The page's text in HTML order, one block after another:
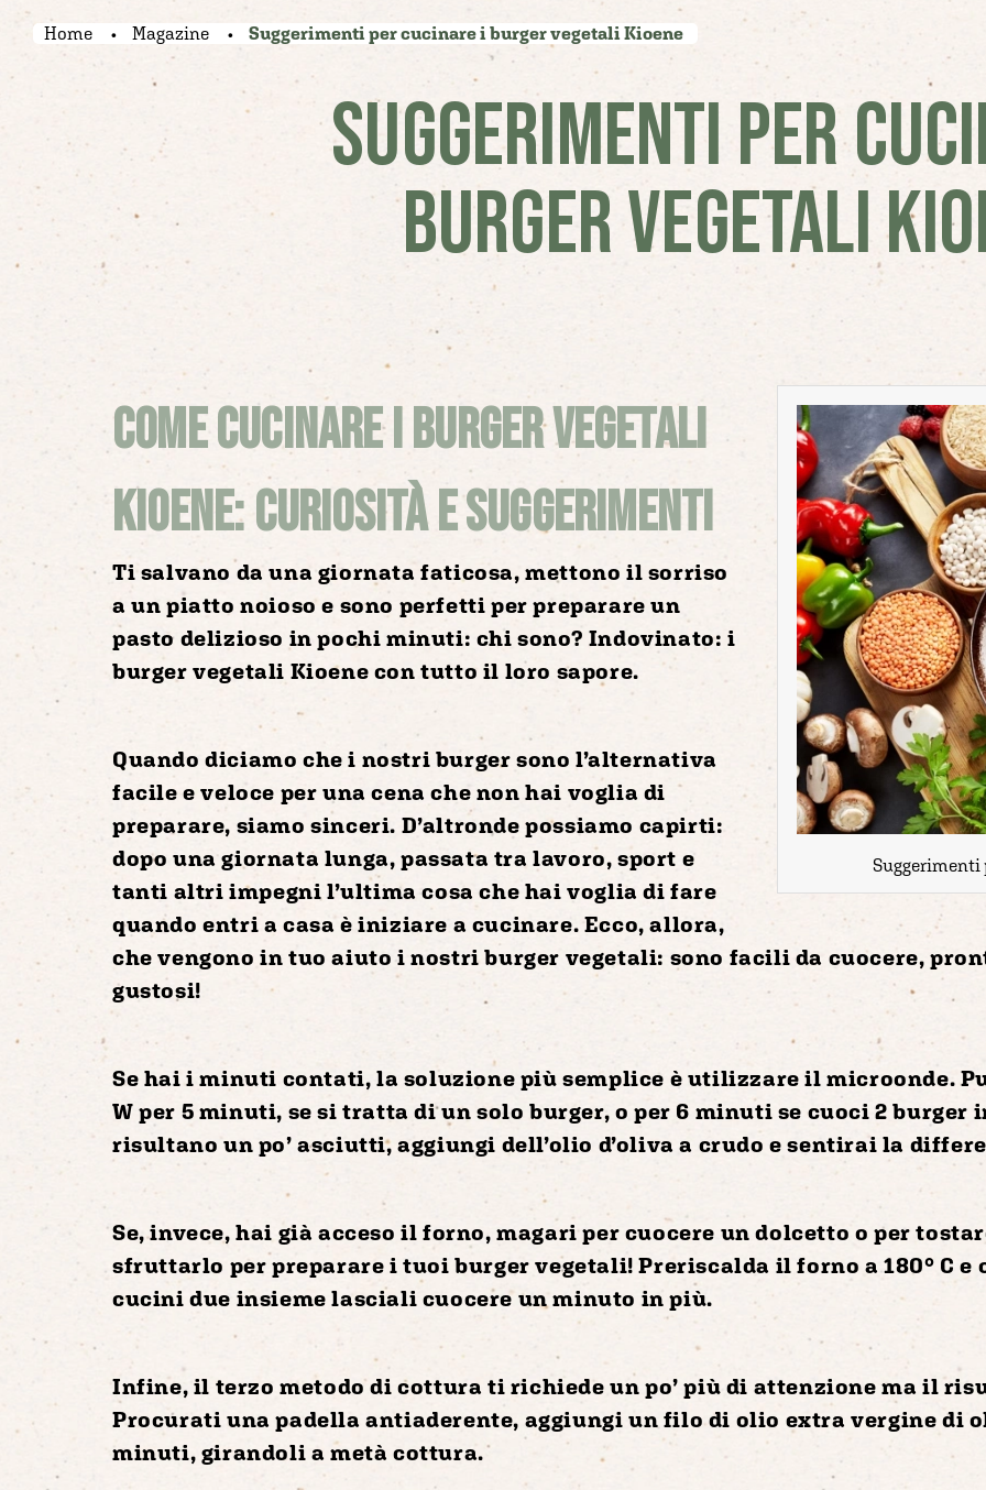
Home Magazine Suggerimenti per cucinare i burger vegetali Kioene
SUGGERIMENTI PER
BURGER VEGETALI
Suggerimenti
Come cucinare i burger vegetali
Kioene: curiosità e suggerimenti
Ti salvano da una giornata faticosa, mettono il sorriso
a un piatto noioso e sono perfetti per preparare un
pasto delizioso in pochi minuti: chi sono? Indovinato: i
burger vegetali Kioene con tutto il loro sapore.
Quando diciamo che i nostri burger sono l’alternativa
facile e veloce per una cena che non hai voglia di
preparare, siamo sinceri. D’altronde possiamo capirti:
dopo una giornata lunga, passata tra lavoro, sport e
tanti altri impegni l’ultima cosa che hai voglia di fare
quando entri a casa è iniziare a cucinare. Ecco, allora,
che vengono in tuo aiuto i nostri burger vegetali: sono facili da cuocere,
gustosi!
Se hai i minuti contati, la soluzione più semplice è utilizzare ilmicroonde.
W per 5 minuti, se si tratta di un solo burger, o per 6 minuti se cuoci 2 burger
risultano un po’ asciutti,aggiungi dell’olio d’oliva a crudo e sentirai la
Se, invece, hai già acceso ilforno, magari per cuocere un dolcetto o per
sfruttarlo per preparare i tuoi burger vegetali! Preriscalda il forno a 180° C e
cucini due insieme lasciali cuocere un minuto in più.
Infine, il terzo metodo di cottura ti richiede un po’ più di attenzione ma il
Procurati unapadella antiaderente, aggiungi un filo di olio extra vergine di
minuti, girandoli a metà cottura.